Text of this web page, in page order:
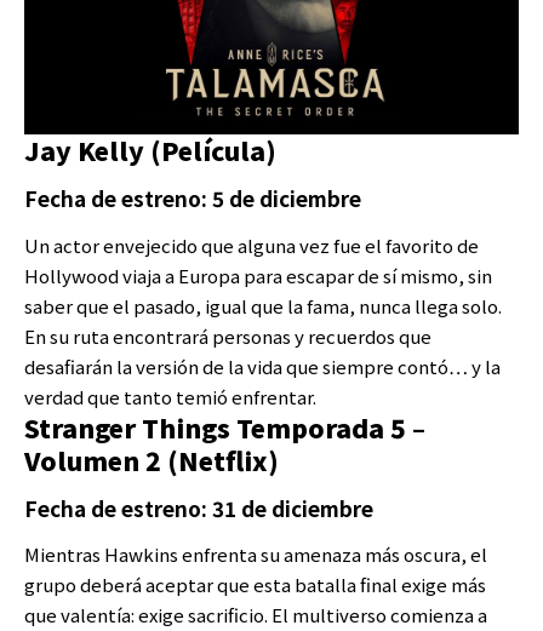
Jay Kelly (Película)
Fecha de estreno: 5 de diciembre
Un actor envejecido que alguna vez fue el favorito de
Hollywood viaja a Europa para escapar de sí mismo, sin
saber que el pasado, igual que la fama, nunca llega solo.
En su ruta encontrará personas y recuerdos que
desafiarán la versión de la vida que siempre contó… y la
verdad que tanto temió enfrentar.
Stranger Things Temporada 5 –
Volumen 2 (Netflix)
Fecha de estreno: 31 de diciembre
Mientras Hawkins enfrenta su amenaza más oscura, el
grupo deberá aceptar que esta batalla final exige más
que valentía: exige sacrificio. El multiverso comienza a